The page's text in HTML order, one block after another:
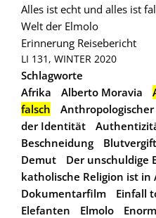
Alles ist echt und alles ist
Welt der Elmolo
Erinnerung Reisebericht
LI 131, WINTER 2020
Schlagworte
Afrika
Alberto Moravia
falsch
der Identität
Beschneidung
Demut
Der unschuldige
katholische Religion ist in
Dokumentarfilm
Einfall
Elefanten
Elmolo